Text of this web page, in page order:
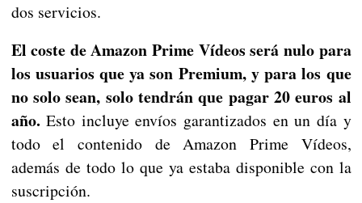
dos servicios.
El coste de Amazon Prime Vídeos será nulo para
los usuarios que ya son Premium, y para los que
no solo sean, solo tendrán que pagar 20 euros al
año. Esto incluye envíos garantizados en un día y
todo el contenido de Amazon Prime Vídeos,
además de todo lo que ya estaba disponible con la
suscripción.